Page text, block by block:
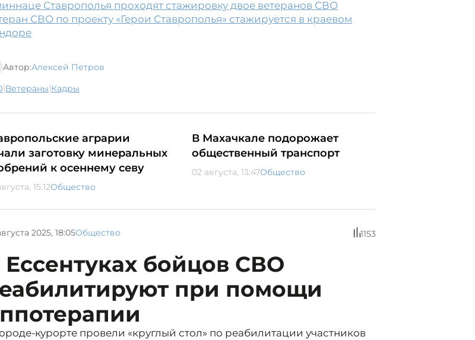
Ставрополья проходят стажировку двое ветеранов СВО
СВО по проекту «Герои Ставрополья» стажируется в краевом
Автор:Алексей Петров
| ветераны| кадры
аграрии
заготовку минеральных
к осеннему севу
15:12Общество
В Махачкале подорожает
общественный транспорт
02 августа, 13:47Общество
2025, 18:05Общество 1153
Ессентуках бойцов СВО
при помощи
курорте провели «круглый стол» по реабилитации участников